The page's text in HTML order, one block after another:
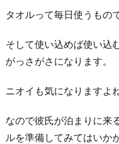
タオルって毎日使うもの
そして使い込めば使い込
がっさがさになります。
ニオイも気になりますよ
なので彼氏が泊まりに来
ルを準備してみてはいか